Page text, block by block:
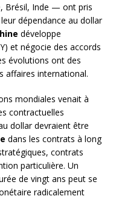
Brésil, Inde — ont pris
dépendance au dollar
développe
et négocie des accords
évolutions ont des
affaires international.
mondiales venait à
contractuelles
dollar devraient être
dans les contrats à long
contrats
particulière. Un
de vingt ans peut se
radicalement